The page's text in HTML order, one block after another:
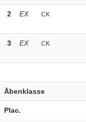
2 EX CK
3 EX CK
Åbenklasse
Plac.